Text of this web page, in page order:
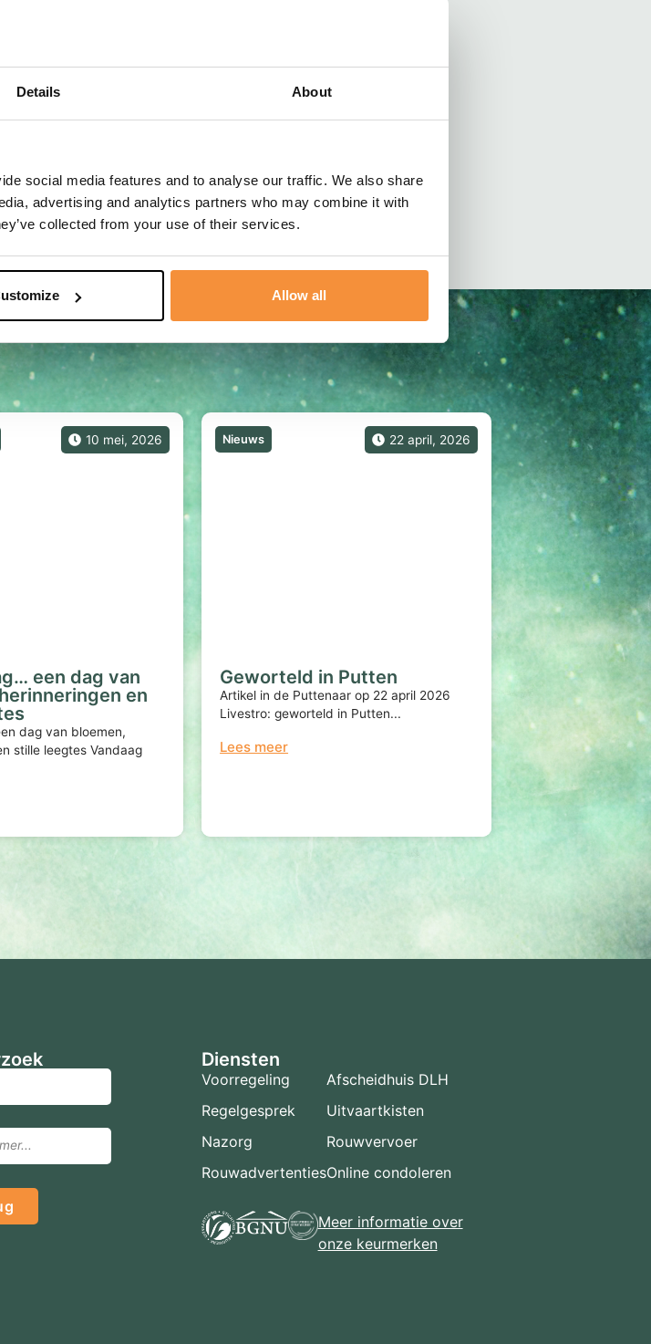
Details About
social media features and to analyse our traffic. We also share
advertising and analytics partners who may combine it with
collected from your use of their services.
Allow all
voorzien van een rouwzegel.
10 mei, 2026
een dag van
en
dag van bloemen,
stille leegtes Vandaag
22 april, 2026
Nieuws
Geworteld in Putten
Artikel in de Puttenaar op 22 april 2026
Livestro: geworteld in Putten...
Lees meer
Diensten
Voorregeling
Regelgesprek
Nazorg
Rouwadvertenties
Afscheidhuis DLH
Uitvaartkisten
Rouwvervoer
Online condoleren
Meer informatie over
onze keurmerken